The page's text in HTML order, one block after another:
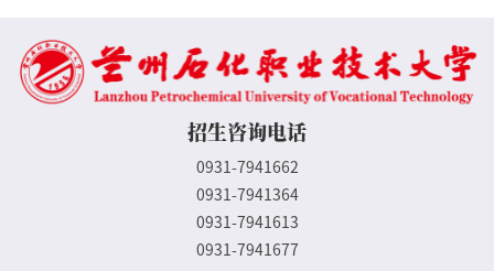
招生咨询电话
0931-7941662
0931-7941364
0931-7941613
0931-7941677